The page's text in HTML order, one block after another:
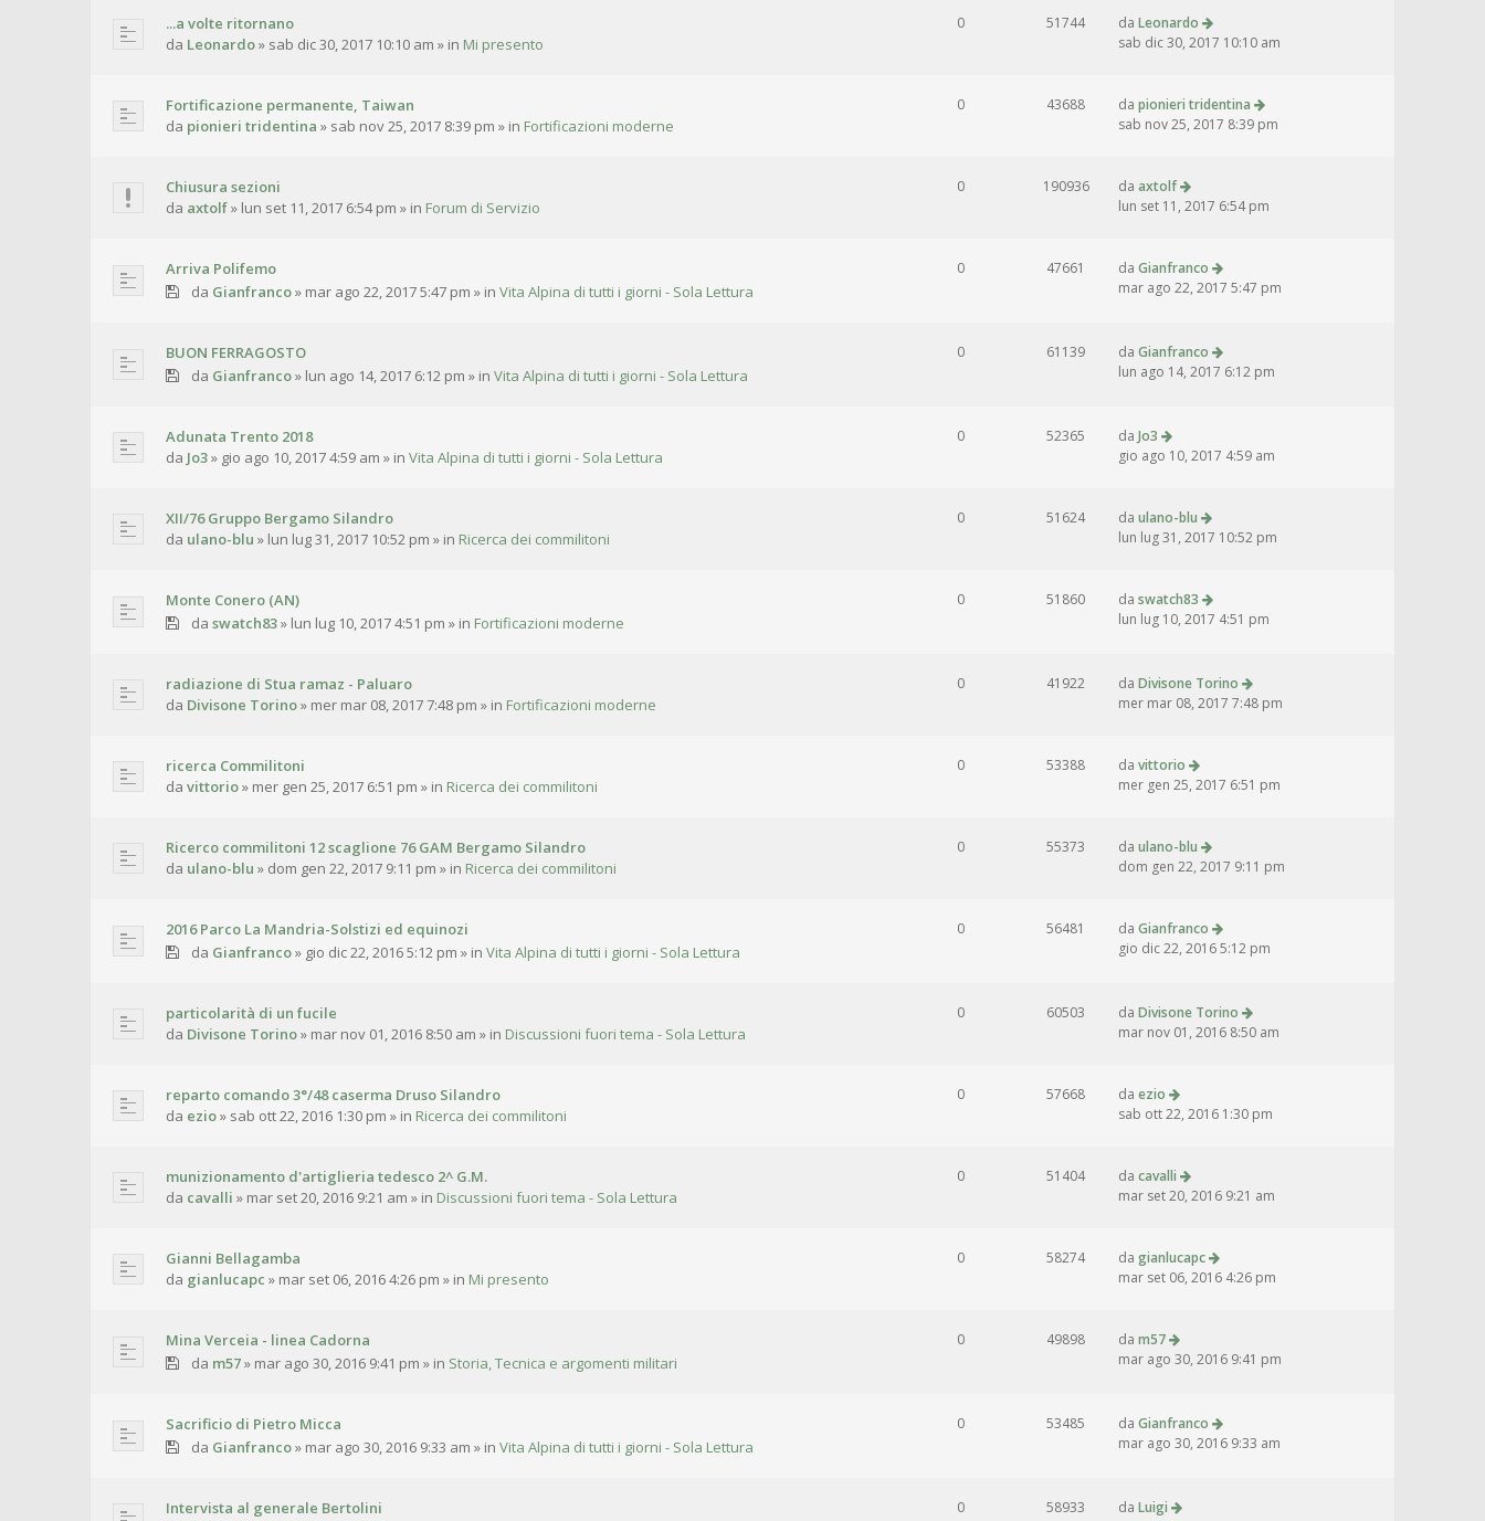
...a volte ritornano
da Leonardo» sab dic 30, 2017 10:10 am » in Mi presento
0 51744 da Leonardo
sab dic 30, 2017 10:10 am
Fortificazione permanente, Taiwan
da pionieri tridentina » sab nov 25, 2017 8:39 pm » in Fortificazioni moderne
0 43688 da pionieri tridentina
sab nov 25, 2017 8:39 pm
Chiusura sezioni
da axtolf» lun set 11, 2017 6:54 pm » in Forum di Servizio
0 190936 da axtolf
lun set 11, 2017 6:54 pm
Arriva Polifemo
da Gianfranco» mar ago 22, 2017 5:47 pm » in Vita Alpina di tutti i giorni - Sola Lettura
0 47661 da Gianfranco
mar ago 22, 2017 5:47 pm
BUON FERRAGOSTO
da Gianfranco» lun ago 14, 2017 6:12 pm » in Vita Alpina di tutti i giorni - Sola Lettura
0 61139 da Gianfranco
lun ago 14, 2017 6:12 pm
Adunata Trento 2018
da Jo3» gio ago 10, 2017 4:59 am » in Vita Alpina di tutti i giorni - Sola Lettura
0 52365 da Jo3
gio ago 10, 2017 4:59 am
XII/76 Gruppo Bergamo Silandro
da ulano-blu » lun lug 31, 2017 10:52 pm » in Ricerca dei commilitoni
0 51624 da ulano-blu
lun lug 31, 2017 10:52 pm
Monte Conero (AN)
da swatch83» lun lug 10, 2017 4:51 pm » in Fortificazioni moderne
0 51860 da swatch83
lun lug 10, 2017 4:51 pm
radiazione di Stua ramaz - Paluaro
da Divisone Torino» mer mar 08, 2017 7:48 pm » in Fortificazioni moderne
0 41922 da Divisone Torino
mer mar 08, 2017 7:48 pm
ricerca Commilitoni
da vittorio» mer gen 25, 2017 6:51 pm » in Ricerca dei commilitoni
0 53388 da vittorio
mer gen 25, 2017 6:51 pm
Ricerco commilitoni 12 scaglione 76 GAM Bergamo Silandro
da ulano-blu » dom gen 22, 2017 9:11 pm » in Ricerca dei commilitoni
0 55373 da ulano-blu
dom gen 22, 2017 9:11 pm
2016 Parco La Mandria-Solstizi ed equinozi
da Gianfranco» gio dic 22, 2016 5:12 pm » in Vita Alpina di tutti i giorni - Sola Lettura
0 56481 da Gianfranco
gio dic 22, 2016 5:12 pm
particolarità di un fucile
da Divisone Torino» mar nov 01, 2016 8:50 am » in Discussioni fuori tema - Sola Lettura
0 60503 da Divisone Torino
mar nov 01, 2016 8:50 am
reparto comando 3°/48 caserma Druso Silandro
da ezio» sab ott 22, 2016 1:30 pm » in Ricerca dei commilitoni
0 57668 da ezio
sab ott 22, 2016 1:30 pm
munizionamento d'artiglieria tedesco 2^ G.M.
da cavalli » mar set 20, 2016 9:21 am » in Discussioni fuori tema - Sola Lettura
0 51404 da cavalli
mar set 20, 2016 9:21 am
Gianni Bellagamba
da gianlucapc » mar set 06, 2016 4:26 pm » in Mi presento
0 58274 da gianlucapc
mar set 06, 2016 4:26 pm
Mina Verceia - linea Cadorna
da m57» mar ago 30, 2016 9:41 pm » in Storia, Tecnica e argomenti militari
0 49898 da m57
mar ago 30, 2016 9:41 pm
Sacrificio di Pietro Micca
da Gianfranco» mar ago 30, 2016 9:33 am » in Vita Alpina di tutti i giorni - Sola Lettura
0 53485 da Gianfranco
mar ago 30, 2016 9:33 am
Intervista al generale Bertolini
0 58933 da Luigi